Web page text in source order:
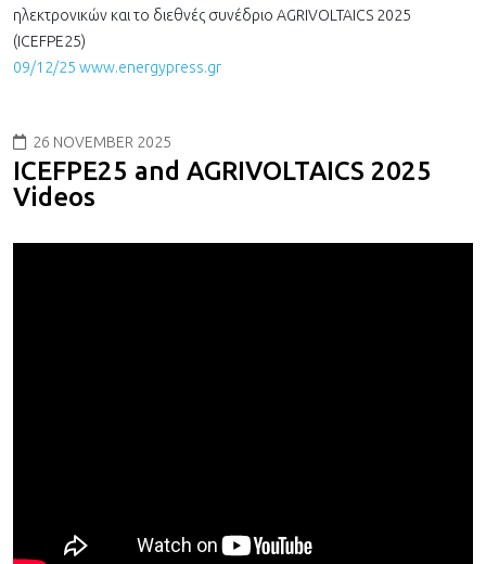
ηλεκτρονικών και το διεθνές συνέδριο AGRIVOLTAICS 2025
(ICEFPE25)
09/12/25 www.energypress.gr
26 NOVEMBER 2025
ICEFPE25 and AGRIVOLTAICS 2025
Videos